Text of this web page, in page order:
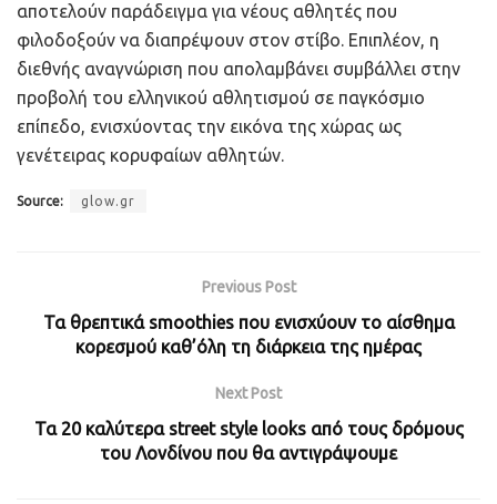
αποτελούν παράδειγμα για νέους αθλητές που
φιλοδοξούν να διαπρέψουν στον στίβο. Επιπλέον, η
διεθνής αναγνώριση που απολαμβάνει συμβάλλει στην
προβολή του ελληνικού αθλητισμού σε παγκόσμιο
επίπεδο, ενισχύοντας την εικόνα της χώρας ως
γενέτειρας κορυφαίων αθλητών.
Source: glow.gr
Previous Post
Τα θρεπτικά smoothies που ενισχύουν το αίσθημα
κορεσμού καθ’όλη τη διάρκεια της ημέρας
Next Post
Τα 20 καλύτερα street style looks από τους δρόμους
του Λονδίνου που θα αντιγράψουμε